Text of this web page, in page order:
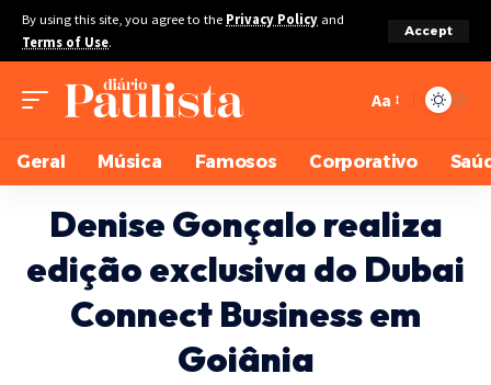
By using this site, you agree to the Privacy Policy and
Terms of Use.
Accept
Aa
Geral Música Famosos Corporativo
Denise Gonçalo realiza
edição exclusiva do Dubai
Connect Business em
Goiânia